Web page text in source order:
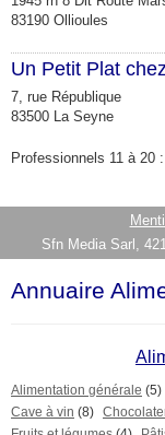
83190 Ollioules
Un Petit Plat
7, rue République
83500 La Seyne
Professionnels 11 à 20 :
Sfn Media Sarl,
Annuaire
Alimentation générale (5)
Cave à vin (8)